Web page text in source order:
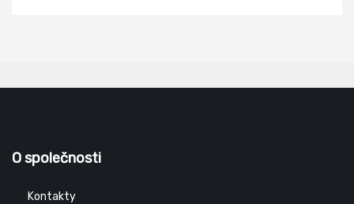
O společnosti
Kontakty